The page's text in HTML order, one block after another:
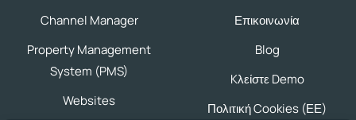
Channel Manager
Property Management
System (PMS)
Websites
Επικοινωνία
Blog
Kλείστε Demo
Πολιτική Cookies (ΕΕ)